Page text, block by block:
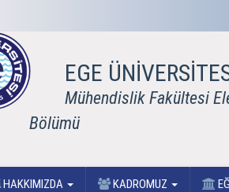
EGE
Mühendislik Fakültesi
Bölümü
HAKKIMIZDA KADROMUZ